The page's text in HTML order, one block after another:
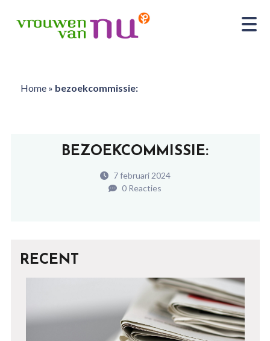
Home» bezoekcommissie:
BEZOEKCOMMISSIE:
7 februari 2024
0 Reacties
RECENT